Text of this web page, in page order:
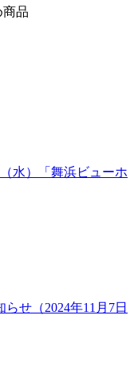
商品
水）「舞浜ビューホ
せ（2024年11月7日